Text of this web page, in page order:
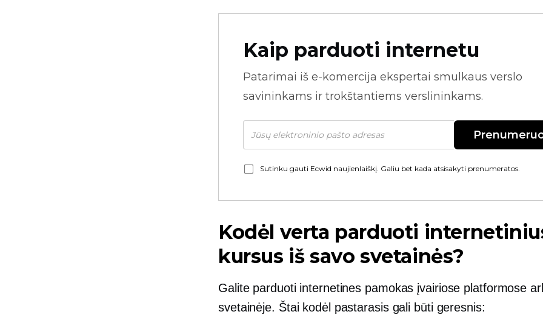
Kaip parduoti internetu
Patarimai iš e-komercija ekspertai smulkaus verslo
savininkams ir trokštantiems verslininkams.
Sutinku gauti Ecwid naujienlaiškį. Galiu bet kada atsisakyti prenumeratos.
Kodėl verta parduoti
kursus iš savo svetainės?
Galite parduoti internetines pamokas įvairiose platformose
svetainėje. Štai kodėl pastarasis gali būti geresnis: